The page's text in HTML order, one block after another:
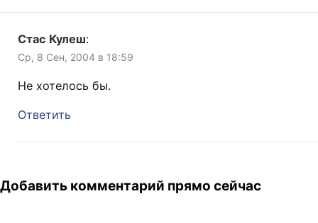
Стас Кулеш:
Ср, 8 Сен, 2004 в 18:59
Не хотелось бы.
Ответить
Добавить комментарий прямо сейчас